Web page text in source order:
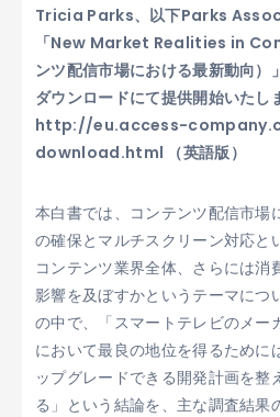
Tricia Parks、以下Parks
「New Market Realities in
ンツ配信市場における最新動向）
ダウンロードにて提供開始いたし
http://eu.access-
download.html （英語版）
本白書では、コンテンツ配信市場
の確保とマルチスクリーン対応と
コンテンツ業界全体、さらには消
影響を及ぼすかというテーマにつ
の中で、「スマートテレビのメー
において最良の地位を得るために
ップグレードできる開発計画を整
る」という結論を、主な調査結果